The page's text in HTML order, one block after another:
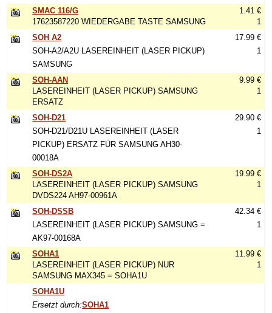
SMAC 116/G
17623587220 WIEDERGABE TASTE SAMSUNG
1.41 €
1
SOH A2
SOH-A2/A2U LASEREINHEIT (LASER PICKUP)
SAMSUNG
17.99 €
1
SOH-AAN
LASEREINHEIT (LASER PICKUP) SAMSUNG
ERSATZ
9.99 €
1
SOH-D21
SOH-D21/D21U LASEREINHEIT (LASER
PICKUP) ERSATZ FÜR SAMSUNG AH30-
00018A
29.90 €
1
SOH-DS2A
LASEREINHEIT (LASER PICKUP) SAMSUNG
DVDS224 AH97-00961A
19.99 €
1
SOH-DSSB
LASEREINHEIT (LASER PICKUP) SAMSUNG =
AK97-00168A
42.34 €
1
SOHA1
LASEREINHEIT (LASER PICKUP) NUR
SAMSUNG MAX345 = SOHA1U
11.99 €
1
SOHA1U
Ersetzt durch:SOHA1